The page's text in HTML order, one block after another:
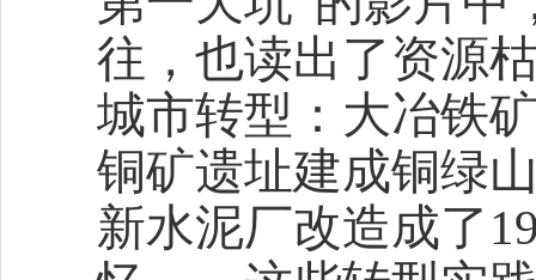
往，也读出了资源
城市转型：大冶铁
铜矿遗址建成铜绿
新水泥厂改造成了